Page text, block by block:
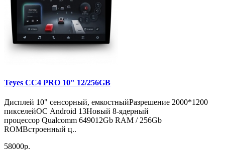
Teyes CC4 PRO 10" 12/256GB
Дисплей 10" сенсорный, емкостныйРазрешение 2000*1200
пикселейОС Android 13Новый 8-ядерный
процессор Qualcomm 649012Gb RAM / 256Gb
ROMВстроенный ц..
58000р.